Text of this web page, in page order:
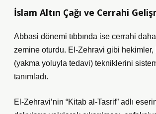
İslam Altın Çağı ve Cerrahi
Abbasi dönemi tıbbında ise cerrahi
zemine oturdu. El-Zehravi gibi hekimler,
(yakma yoluyla tedavi) tekniklerini
tanımladı.
El-Zehravi’nin “Kitab al-Tasrif” adlı